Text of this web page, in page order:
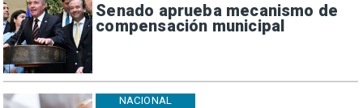
Senado aprueba mecanismo de
compensación municipal
NACIONAL